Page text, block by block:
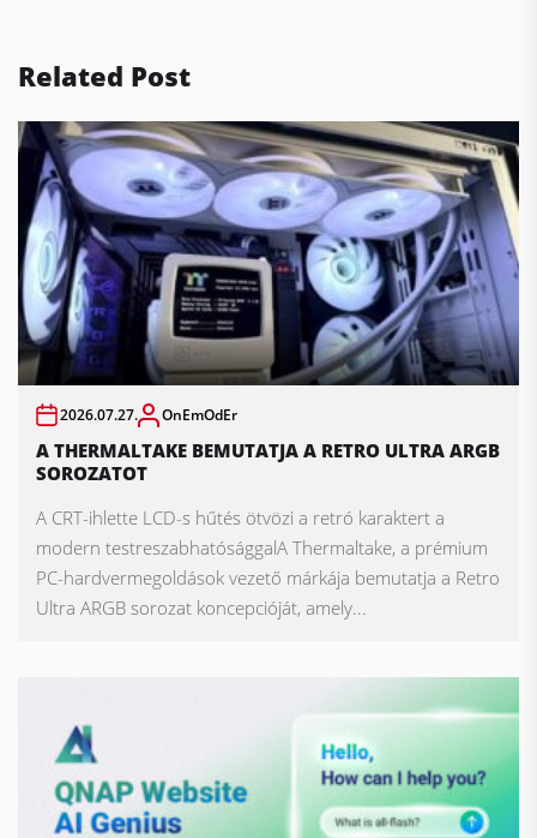
Related Post
2026.07.27. OnEmOdEr
A THERMALTAKE BEMUTATJA A RETRO ULTRA ARGB
SOROZATOT
A CRT-ihlette LCD-s hűtés ötvözi a retró karaktert a
modern testreszabhatósággalA Thermaltake, a prémium
PC-hardvermegoldások vezető márkája bemutatja a Retro
Ultra ARGB sorozat koncepcióját, amely...